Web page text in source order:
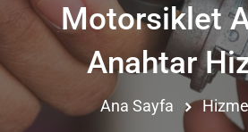
Motorsiklet
Anahtar
Ana Sayfa